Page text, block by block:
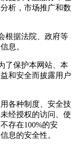
析，市场推广和数
根据法院、政府等
息。
了保护本网站、本
和安全而披露用户
各种制度、安全技
经授权的访问、使
存在100%的安
息的安全性。